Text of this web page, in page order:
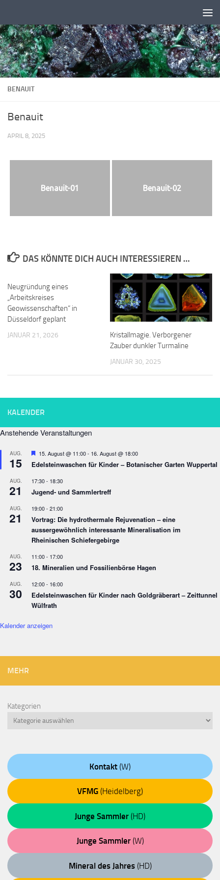
BENAUIT
Benauit
APRIL 8, 2025
Benauit-01 Benauit-02
DAS KÖNNTE DICH AUCH INTERESSIEREN …
Neugründung eines
„Arbeitskreises
Geowissenschaften“ in
Düsseldorf geplant
JANUAR 21, 2026
Kristallmagie. Verborgener
Zauber dunkler Turmaline
JANUAR 30, 2025
KALENDER
Anstehende Veranstaltungen
AUG.
15
Empfohlen
15. August @ 11:00- 16. August @ 18:00
Edelsteinwaschen für Kinder – Botanischer Garten Wuppertal
AUG.
21
17:30- 18:30
Jugend- und Sammlertreff
AUG.
21
19:00- 21:00
Vortrag: Die hydrothermale Rejuvenation – eine
aussergewöhnlich interessante Mineralisation im
Rheinischen Schiefergebirge
AUG.
23
11:00- 17:00
18. Mineralien und Fossilienbörse Hagen
AUG.
30
12:00- 16:00
Edelsteinwaschen für Kinder nach Goldgräberart – Zeittunnel
Wülfrath
Kalender anzeigen
MEHR
Kategorien
Kontakt (W)
VFMG (Heidelberg)
Junge Sammler (HD)
Junge Sammler(W)
Mineral des Jahres(HD)